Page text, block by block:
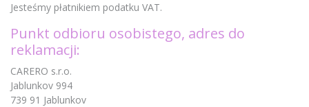
Jesteśmy płatnikiem podatku VAT.
Punkt odbioru osobistego, adres do
reklamacji:
CARERO s.r.o.
Jablunkov 994
739 91 Jablunkov